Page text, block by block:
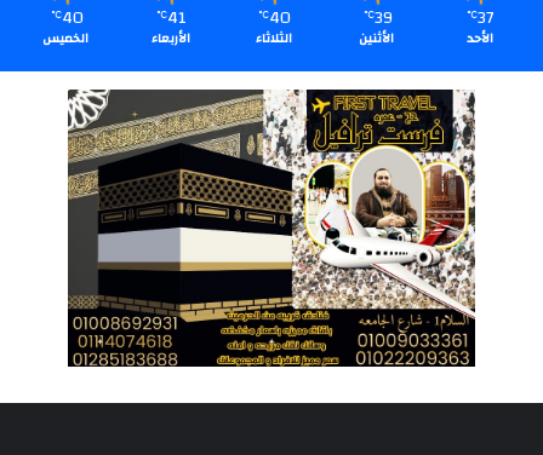
37
℃
الأحد
39
℃
الأثنين
40
℃
الثلاثاء
41
℃
الأربعاء
40
℃
الخميس